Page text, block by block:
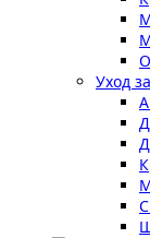
Уход